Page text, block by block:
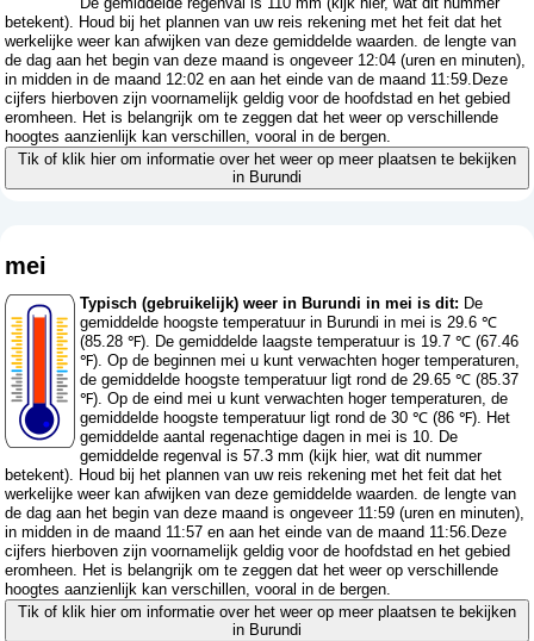
betekent). Houd bij het plannen van uw reis rekening met het feit dat het
werkelijke weer kan afwijken van deze gemiddelde waarden. de lengte van
de dag aan het begin van deze maand is ongeveer 12:04 (uren en minuten),
in midden in de maand 12:02 en aan het einde van de maand 11:59.Deze
cijfers hierboven zijn voornamelijk geldig voor de hoofdstad en het gebied
eromheen. Het is belangrijk om te zeggen dat het weer op verschillende
hoogtes aanzienlijk kan verschillen, vooral in de bergen.
Tik of klik hier om informatie over het weer op meer plaatsen te bekijken
in Burundi
mei
Typisch (gebruikelijk) weer in Burundi in mei is dit: De
gemiddelde hoogste temperatuur in Burundi in mei is 29.6 ℃
(85.28 ℉). De gemiddelde laagste temperatuur is 19.7 ℃ (67.46
℉). Op de beginnen mei u kunt verwachten hoger temperaturen,
de gemiddelde hoogste temperatuur ligt rond de 29.65 ℃ (85.37
℉). Op de eind mei u kunt verwachten hoger temperaturen, de
gemiddelde hoogste temperatuur ligt rond de 30 ℃ (86 ℉). Het
gemiddelde aantal regenachtige dagen in mei is 10. De
gemiddelde regenval is 57.3 mm (kijk hier, wat dit nummer
betekent). Houd bij het plannen van uw reis rekening met het feit dat het
werkelijke weer kan afwijken van deze gemiddelde waarden. de lengte van
de dag aan het begin van deze maand is ongeveer 11:59 (uren en minuten),
in midden in de maand 11:57 en aan het einde van de maand 11:56.Deze
cijfers hierboven zijn voornamelijk geldig voor de hoofdstad en het gebied
eromheen. Het is belangrijk om te zeggen dat het weer op verschillende
hoogtes aanzienlijk kan verschillen, vooral in de bergen.
Tik of klik hier om informatie over het weer op meer plaatsen te bekijken
in Burundi